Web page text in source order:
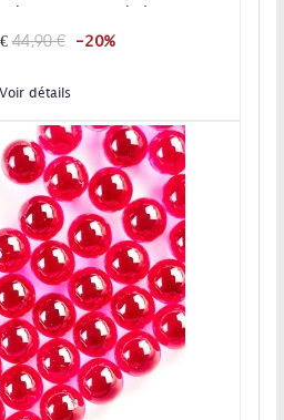
trous de son système
44,90 € -20%
Voir détails